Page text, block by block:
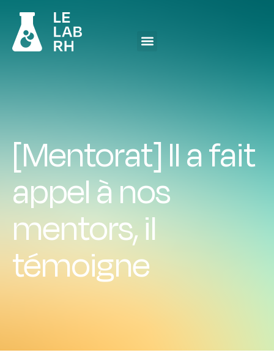
[Mentorat] Il a fait
appel à nos
mentors, il
témoigne